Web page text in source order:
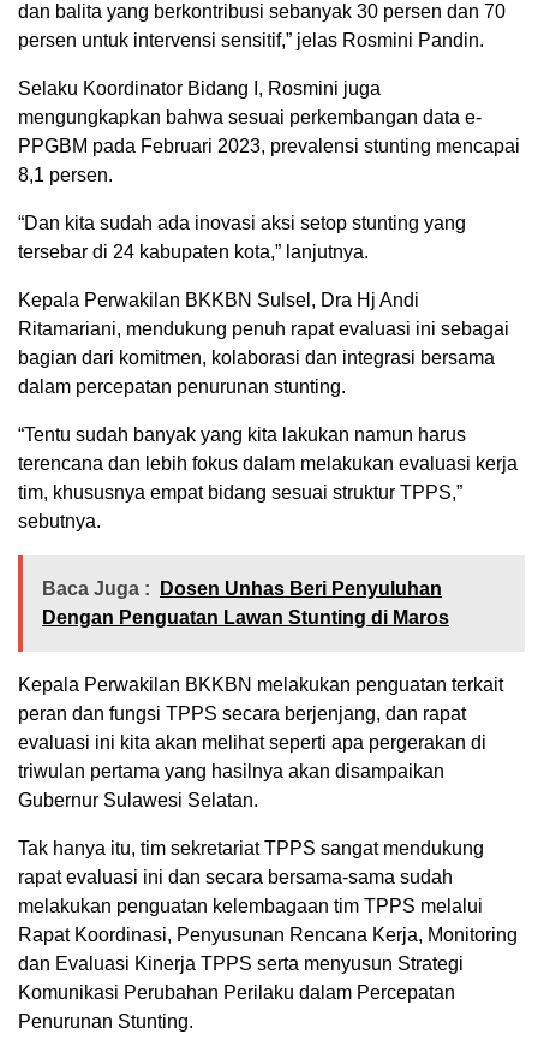
dan balita yang berkontribusi sebanyak 30 persen dan 70
persen untuk intervensi sensitif,” jelas Rosmini Pandin.
Selaku Koordinator Bidang I, Rosmini juga
mengungkapkan bahwa sesuai perkembangan data e-
PPGBM pada Februari 2023, prevalensi stunting mencapai
8,1 persen.
“Dan kita sudah ada inovasi aksi setop stunting yang
tersebar di 24 kabupaten kota,” lanjutnya.
Kepala Perwakilan BKKBN Sulsel, Dra Hj Andi
Ritamariani, mendukung penuh rapat evaluasi ini sebagai
bagian dari komitmen, kolaborasi dan integrasi bersama
dalam percepatan penurunan stunting.
“Tentu sudah banyak yang kita lakukan namun harus
terencana dan lebih fokus dalam melakukan evaluasi kerja
tim, khususnya empat bidang sesuai struktur TPPS,”
sebutnya.
Baca Juga :
Dosen Unhas Beri Penyuluhan
Dengan Penguatan Lawan Stunting di Maros
Kepala Perwakilan BKKBN melakukan penguatan terkait
peran dan fungsi TPPS secara berjenjang, dan rapat
evaluasi ini kita akan melihat seperti apa pergerakan di
triwulan pertama yang hasilnya akan disampaikan
Gubernur Sulawesi Selatan.
Tak hanya itu, tim sekretariat TPPS sangat mendukung
rapat evaluasi ini dan secara bersama-sama sudah
melakukan penguatan kelembagaan tim TPPS melalui
Rapat Koordinasi, Penyusunan Rencana Kerja, Monitoring
dan Evaluasi Kinerja TPPS serta menyusun Strategi
Komunikasi Perubahan Perilaku dalam Percepatan
Penurunan Stunting.